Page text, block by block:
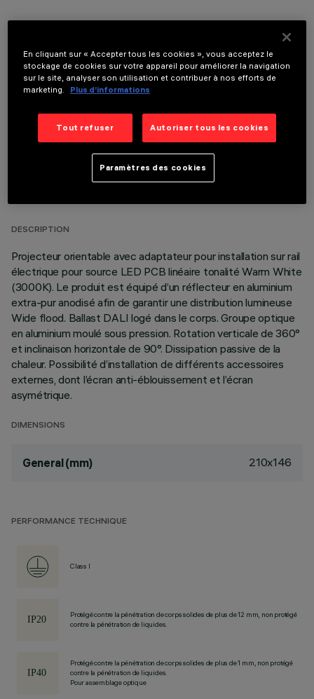
COMPOSANTS OPTIONNELS
DONNÉES TECHNIQUES
DESCRIPTION
Projecteur orientable avec adaptateur pour installation sur rail
électrique pour source LED PCB linéaire tonalité Warm White
(3000K). Le produit est équipé d’un réflecteur en aluminium
extra-pur anodisé afin de garantir une distribution lumineuse
Wide flood. Ballast DALI logé dans le corps. Groupe optique
en aluminium moulé sous pression. Rotation verticale de 360°
et inclinaison horizontale de 90°. Dissipation passive de la
chaleur. Possibilité d’installation de différents accessoires
externes, dont l’écran anti-éblouissement et l’écran
asymétrique.
DIMENSIONS
General (mm) 210x146
PERFORMANCE TECHNIQUE
Class I
Protégé contre la pénétration de corps solides de plus de 12 mm, non protégé
contre la pénétration de liquides.
Protégé contre la pénétration de corps solides de plus de 1 mm, non protégé
contre la pénétration de liquides.
Pour assemblage optique
En cliquant sur « Accepter tous les cookies », vous acceptez le
stockage de cookies sur votre appareil pour améliorer la navigation
sur le site, analyser son utilisation et contribuer à nos efforts de
marketing.
Plus d’informations
Tout refuser Autoriser tous les cookies
Paramètres des cookies